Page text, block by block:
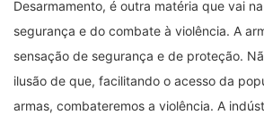
Desarmamento, é outra matéria que vai
segurança e do combate à violência. A
sensação de segurança e de proteção.
ilusão de que, facilitando o acesso da
armas, combateremos a violência. A